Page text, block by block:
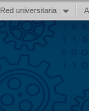
Red universitaria